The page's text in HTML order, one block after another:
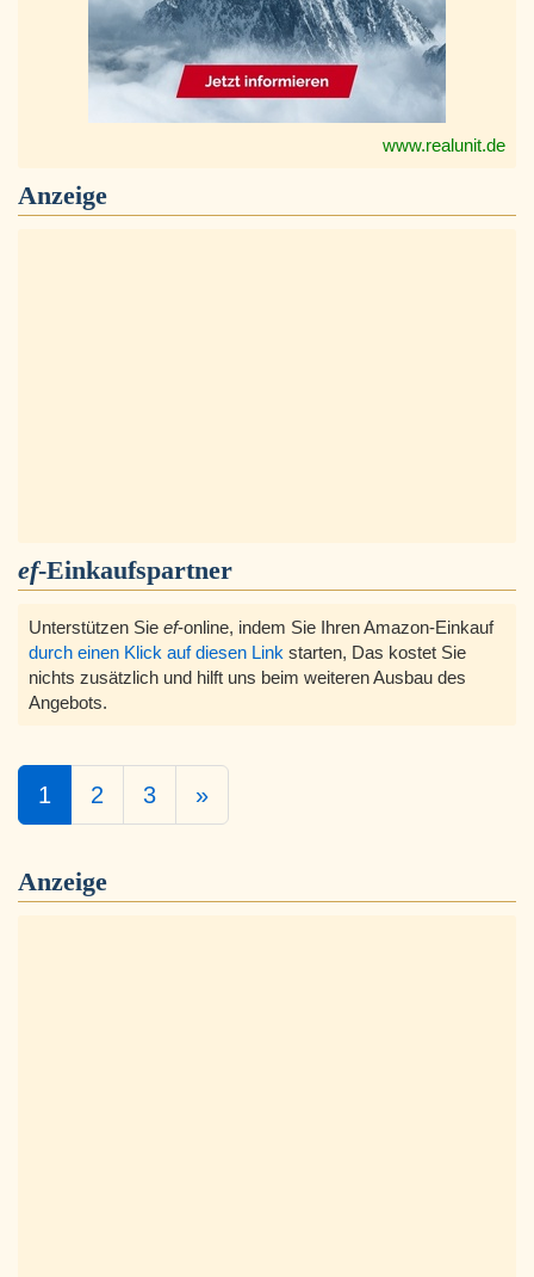
www.realunit.de
Anzeige
ef-Einkaufspartner
Unterstützen Sie ef-online, indem Sie Ihren Amazon-Einkauf
durch einen Klick auf diesen Link starten, Das kostet Sie
nichts zusätzlich und hilft uns beim weiteren Ausbau des
Angebots.
1 2 3 »
Anzeige